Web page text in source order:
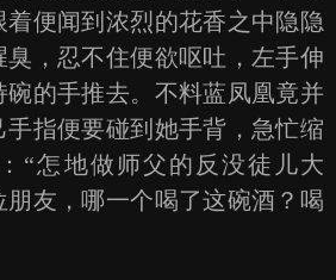
着便闻到浓烈的花香之中隐隐
，忍不住便欲呕吐，左手伸
碗的手推去。不料蓝凤凰竟并
指便要碰到她手背，急忙缩
“怎地做师父的反没徒儿大
朋友，哪一个喝了这碗酒？喝